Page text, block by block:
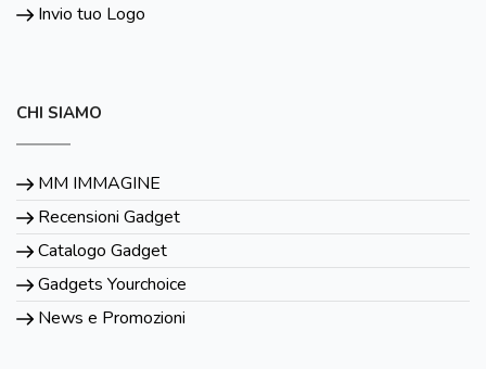
Invio tuo Logo
CHI SIAMO
MM IMMAGINE
Recensioni Gadget
Catalogo Gadget
Gadgets Yourchoice
News e Promozioni